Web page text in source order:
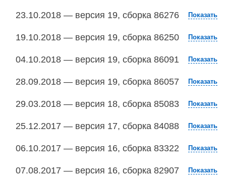
23.10.2018 — версия 19, сборка 86276 Показать
19.10.2018 — версия 19, сборка 86250 Показать
04.10.2018 — версия 19, сборка 86091 Показать
28.09.2018 — версия 19, сборка 86057 Показать
29.03.2018 — версия 18, сборка 85083 Показать
25.12.2017 — версия 17, сборка 84088 Показать
06.10.2017 — версия 16, сборка 83322 Показать
07.08.2017 — версия 16, сборка 82907 Показать